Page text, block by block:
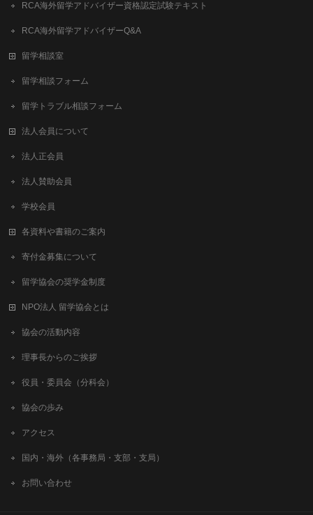
RCA海外留学アドバイザー資格認定試験テキスト
RCA海外留学アドバイザーQ&A
留学相談室
留学相談フォーム
留学トラブル相談フォーム
法人会員について
法人正会員
法人賛助会員
学校会員
各資料や書籍のご案内
寄付金募集について
留学協会の奨学金制度
NPO法人 留学協会とは
協会の活動内容
理事長からのご挨拶
役員・委員会（分科会）
協会の歩み
アクセス
国内・海外（各事務局・支部・支局）
お問い合わせ